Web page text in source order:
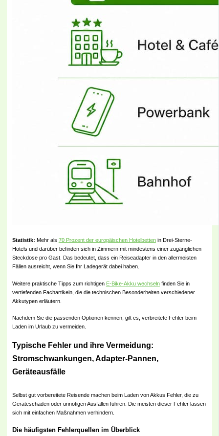
Statistik: Mehr als 70 Prozent der europäischen Hotelbettenin Drei-Sterne-
Hotels und darüber befinden sich in Zimmern mit mindestens einer zugänglichen
Steckdose pro Gast. Das bedeutet, dass ein Reiseadapter in den allermeisten
Fällen ausreicht, wenn Sie Ihr Ladegerät dabei haben.
Weitere praktische Tipps zum richtigen E-Bike-Akku wechselnfinden Sie in
vertiefenden Fachartikeln, die die technischen Besonderheiten verschiedener
Akkutypen erläutern.
Nachdem Sie die passenden Optionen kennen, gilt es, verbreitete Fehler beim
Laden im Urlaub zu vermeiden.
Typische Fehler und ihre Vermeidung:
Stromschwankungen, Adapter-Pannen,
Geräteausfälle
Selbst gut vorbereitete Reisende machen beim Laden von Akkus Fehler, die zu
Geräteschäden oder unnötigen Ausfällen führen. Die meisten dieser Fehler lassen
sich mit einfachen Maßnahmen verhindern.
Die häufigsten Fehlerquellen im Überblick